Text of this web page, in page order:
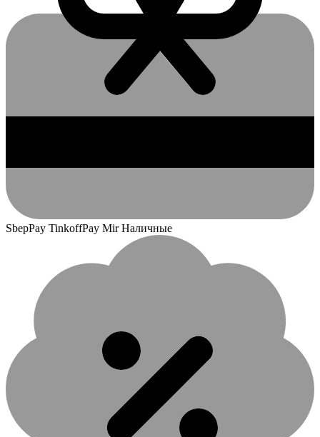
SbepPay TinkoffPay Mir Наличные